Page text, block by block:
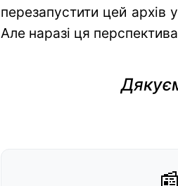
перезапустити цей архів
Але наразі ця